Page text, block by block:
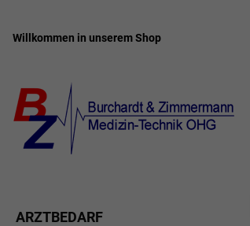
Zum
Willkommen in unserem Shop
ARZTBEDARF